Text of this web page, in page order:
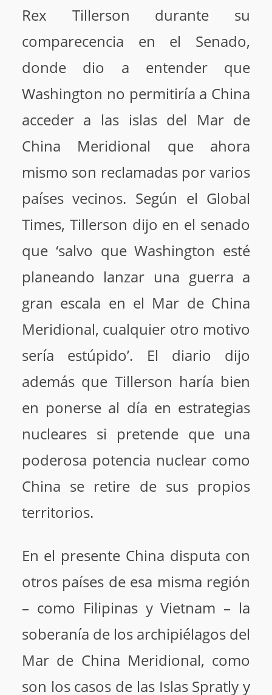
Rex Tillerson durante su
comparecencia en el Senado,
donde dio a entender que
Washington no permitiría a China
acceder a las islas del Mar de
China Meridional que ahora
mismo son reclamadas por varios
países vecinos. Según el Global
Times, Tillerson dijo en el senado
que ‘salvo que Washington esté
planeando lanzar una guerra a
gran escala en el Mar de China
Meridional, cualquier otro motivo
sería estúpido’. El diario dijo
además que Tillerson haría bien
en ponerse al día en estrategias
nucleares si pretende que una
poderosa potencia nuclear como
China se retire de sus propios
territorios.
En el presente China disputa con
otros países de esa misma región
– como Filipinas y Vietnam – la
soberanía de los archipiélagos del
Mar de China Meridional, como
son los casos de las Islas Spratly y